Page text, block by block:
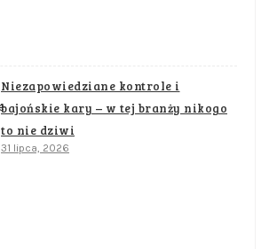
Niezapowiedziane kontrole i
bajońskie kary – w tej branży nikogo
to nie dziwi
31 lipca, 2026